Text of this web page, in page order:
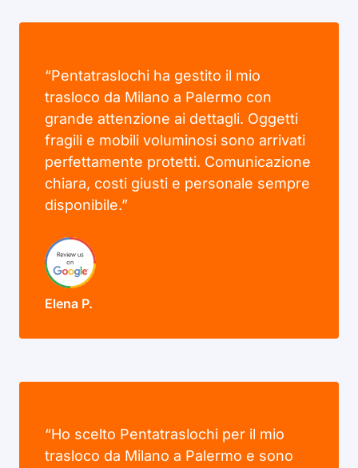
“Pentatraslochi ha gestito il mio
trasloco da Milano a Palermo con
grande attenzione ai dettagli. Oggetti
fragili e mobili voluminosi sono arrivati
perfettamente protetti. Comunicazione
chiara, costi giusti e personale sempre
disponibile.”
Elena P.
“Ho scelto Pentatraslochi per il mio
trasloco da Milano a Palermo e sono